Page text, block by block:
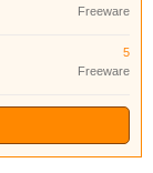
Freeware
5
Freeware